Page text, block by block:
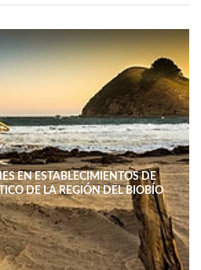
EN ESTABLECIMIENTOS DE
DE LA REGIÓN DEL BIOBÍO
15,4% INTERANUAL